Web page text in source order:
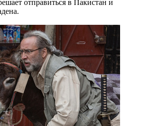
отправиться в Пакистан и